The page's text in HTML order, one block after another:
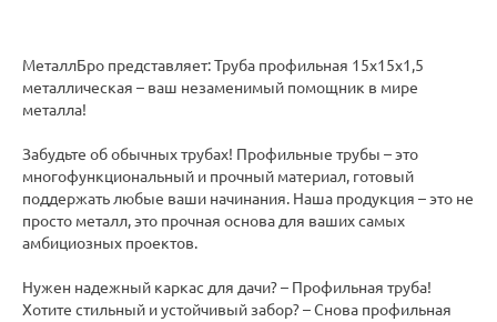
МеталлБро представляет: Труба профильная 15х15х1,5
металлическая – ваш незаменимый помощник в мире
металла!
Забудьте об обычных трубах! Профильные трубы – это
многофункциональный и прочный материал, готовый
поддержать любые ваши начинания. Наша продукция – это не
просто металл, это прочная основа для ваших самых
амбициозных проектов.
Нужен надежный каркас для дачи? – Профильная труба!
Хотите стильный и устойчивый забор? – Снова профильная